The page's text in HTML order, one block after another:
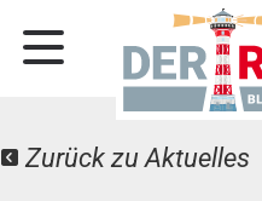
Zurück zu Aktuelles